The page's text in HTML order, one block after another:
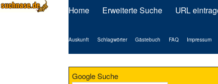
Home Erweiterte Suche URL
Auskunft Schlagwörter Gästebuch FAQ Impressum
Google Suche